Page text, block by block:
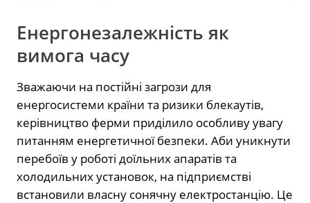
Енергонезалежність як
вимога часу
Зважаючи на постійні загрози для
енергосистеми країни та ризики блекаутів,
керівництво ферми приділило особливу увагу
питанням енергетичної безпеки. Аби уникнути
перебоїв у роботі доїльних апаратів та
холодильних установок, на підприємстві
встановили власну сонячну електростанцію. Це